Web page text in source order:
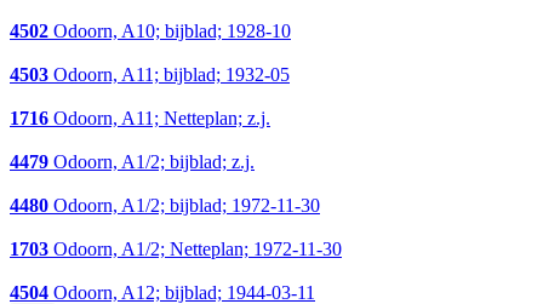
4502 Odoorn, A10; bijblad; 1928-10
4503 Odoorn, A11; bijblad; 1932-05
1716 Odoorn, A11; Netteplan; z.j.
4479 Odoorn, A1/2; bijblad; z.j.
4480 Odoorn, A1/2; bijblad; 1972-11-30
1703 Odoorn, A1/2; Netteplan; 1972-11-30
4504 Odoorn, A12; bijblad; 1944-03-11